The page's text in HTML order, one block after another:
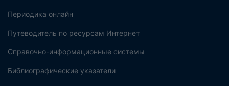
Периодика онлайн
Путеводитель по ресурсам Интернет
Справочно-информационные системы
Библиографические указатели